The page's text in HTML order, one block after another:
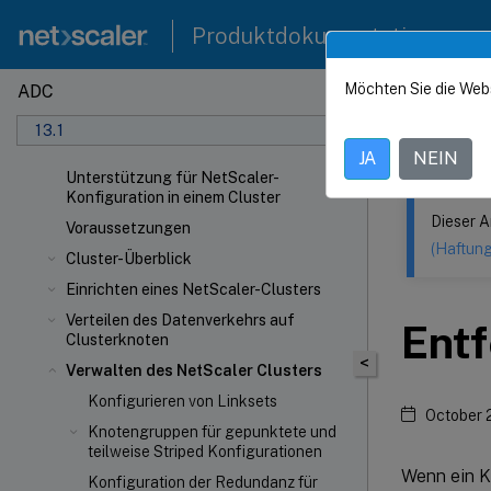
Produktdokumentation
ADC
13.1
Unterstützung für NetScaler-
Konfiguration in einem Cluster
Voraussetzungen
Cluster-Überblick
Einrichten eines NetScaler-Clusters
Verteilen des Datenverkehrs auf
Clusterknoten
Verwalten des NetScaler Clusters
Konfigurieren von Linksets
Knotengruppen für gepunktete und
teilweise Striped Konfigurationen
Konfiguration der Redundanz für
Dieser Inhalt
<
Dieser
October
Wenn ein
Möchten Sie die
JA NEIN